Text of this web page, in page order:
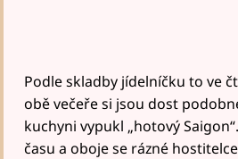
Podle skladby jídelníčku to ve
obě večeře si jsou dost
kuchyni vypukl „hotový
času a oboje se rázné